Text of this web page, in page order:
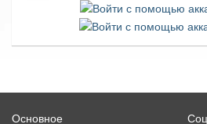
Основное